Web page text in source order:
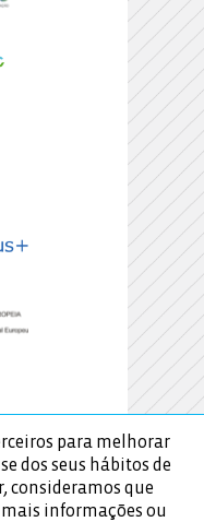
para melhorar
dos seus hábitos de
consideramos que
informações ou